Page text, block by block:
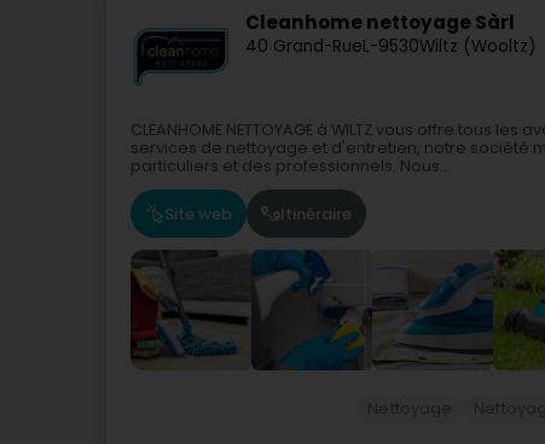
Cleanhome nettoyage Sàrl
40 Grand-RueL-9530Wiltz (Wooltz)
CLEANHOME NETTOYAGE à WILTZ vous offre tous
services de nettoyage et d'entretien, notre société
particuliers et des professionnels. Nous...
Site web Itinéraire